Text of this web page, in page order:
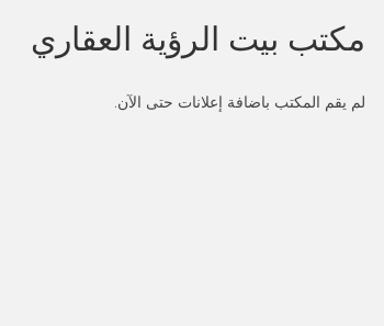
مكتب بيت الرؤية العقاري
لم يقم المكتب باضافة إعلانات حتى الآن.